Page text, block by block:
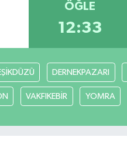
ÖĞLE
12:33
DERNEKPAZARI
VAKFIKEBİR YOMRA